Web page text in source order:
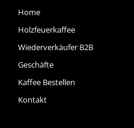
Home
Holzfeuerkaffee
Wiederverkäufer B2B
Geschäfte
Kaffee Bestellen
Kontakt